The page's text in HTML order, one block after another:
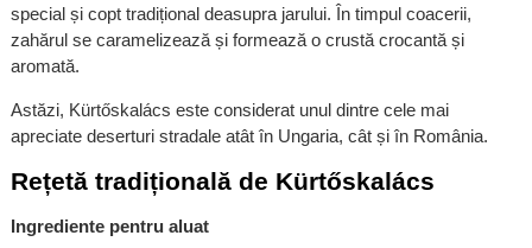
special și copt tradițional deasupra jarului. În timpul coacerii,
zahărul se caramelizează și formează o crustă crocantă și
aromată.
Astăzi, Kürtőskalács este considerat unul dintre cele mai
apreciate deserturi stradale atât în Ungaria, cât și în România.
Rețetă tradițională de Kürtőskalács
Ingrediente pentru aluat